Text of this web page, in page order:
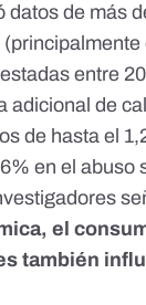
datos de más
entre
adicional de
de hasta el
en el abuso
el
también